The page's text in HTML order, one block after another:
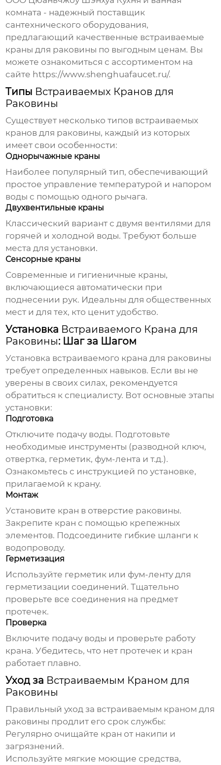
комната - надежный поставщик
сантехнического оборудования,
предлагающий качественные встраиваемые
краны для раковины по выгодным ценам. Вы
можете ознакомиться с ассортиментом на
сайте https://www.shenghuafaucet.ru/.
Типы Встраиваемых Кранов для
Раковины
Существует несколько типов встраиваемых
кранов для раковины, каждый из которых
имеет свои особенности:
Однорычажные краны
Наиболее популярный тип, обеспечивающий
простое управление температурой и напором
воды с помощью одного рычага.
Двухвентильные краны
Классический вариант с двумя вентилями для
горячей и холодной воды. Требуют больше
места для установки.
Сенсорные краны
Современные и гигиеничные краны,
включающиеся автоматически при
поднесении рук. Идеальны для общественных
мест и для тех, кто ценит удобство.
Установка Встраиваемого Крана для
Раковины: Шаг за Шагом
Установка встраиваемого крана для раковины
требует определенных навыков. Если вы не
уверены в своих силах, рекомендуется
обратиться к специалисту. Вот основные этапы
установки:
Подготовка
Отключите подачу воды. Подготовьте
необходимые инструменты (разводной ключ,
отвертка, герметик, фум-лента и т.д.).
Ознакомьтесь с инструкцией по установке,
прилагаемой к крану.
Монтаж
Установите кран в отверстие раковины.
Закрепите кран с помощью крепежных
элементов. Подсоедините гибкие шланги к
водопроводу.
Герметизация
Используйте герметик или фум-ленту для
герметизации соединений. Тщательно
проверьте все соединения на предмет
протечек.
Проверка
Включите подачу воды и проверьте работу
крана. Убедитесь, что нет протечек и кран
работает плавно.
Уход за Встраиваемым Краном для
Раковины
Правильный уход за встраиваемым краном для
раковины продлит его срок службы:
Регулярно очищайте кран от накипи и
загрязнений.
Используйте мягкие моющие средства,